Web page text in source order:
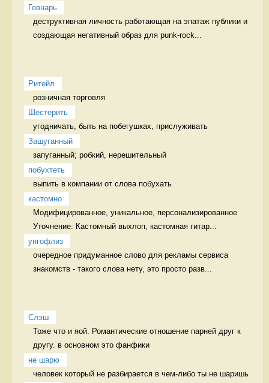
Говнарь
деструктивная личность работающая на эпатаж публики и
создающая негативный образ для punk-rock...
Ритейл
розничная торговля
Шестерить
угодничать, быть на побегушках, прислуживать
Зашуганный
запуганный; робкий, нерешительный
побухтеть
выпить в компании от слова побухать
кастомно
Модифицированное, уникальное, персонализированное
Уточнение: Кастомный выхлоп, кастомная гитар...
унгофлиз
очередное придуманное слово для рекламы сервиса
знакомств - такого слова нету, это просто разв...
Слэш
Тоже что и яой. Романтические отношение парней друг к
другу. в основном это фанфики
не шарю